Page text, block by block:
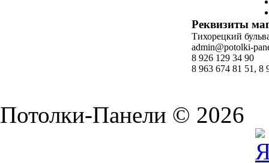
Реквизиты
Тихорецкий
admin@potolki-
8 926 129 34 90
8 963 674 81 51, 8
Потолки-Панели © 2026